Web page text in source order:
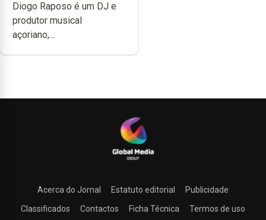
produzir uma música”
Diogo Raposo é um DJ e
produtor musical
açoriano,...
Acerca do Jornal Estatuto editorial
Publicidade
Classificados
Contactos Ficha Técnica Termos de uso